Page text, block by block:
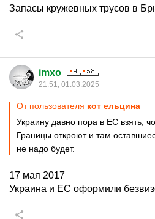
Запасы кружевных трусов в
imxo
21:51, 01.03.2025
От пользователя кот ельцина
Украину давно пора в ЕС взять,
Границы откроют и там
не надо будет.
17 мая 2017
Украина и ЕС оформили